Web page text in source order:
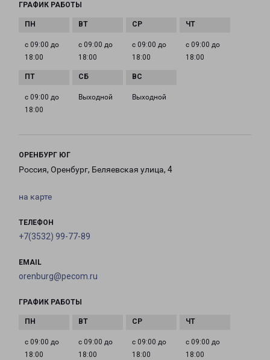
ГРАФИК РАБОТЫ
с 09:00 до
18:00
с 09:00 до
18:00
с 09:00 до
18:00
с 09:00 до
18:00
с 09:00 до
18:00
Выходной Выходной
ОРЕНБУРГ ЮГ
Россия, Оренбург, Беляевская улица, 4
на карте
ТЕЛЕФОН
+7(3532) 99-77-89
EMAIL
orenburg@pecom.ru
ГРАФИК РАБОТЫ
с 09:00 до
18:00
с 09:00 до
18:00
с 09:00 до
18:00
с 09:00 до
18:00